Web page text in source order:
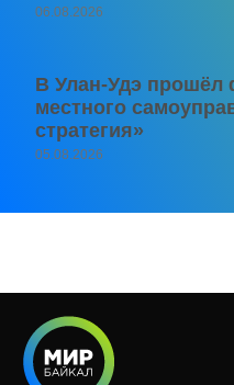
06.08.2026
В Улан-Удэ
местного
стратегия»
05.08.2026